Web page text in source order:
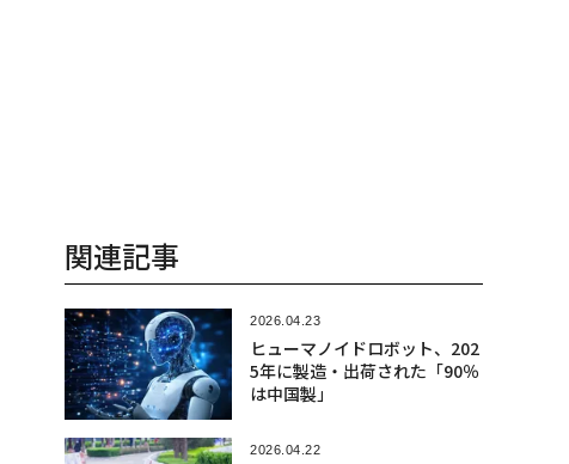
関連記事
2026.04.23
ヒューマノイドロボット、202
5年に製造・出荷された「90％
は中国製」
2026.04.22